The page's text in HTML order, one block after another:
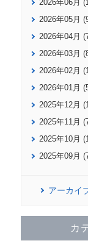
2026年06月
2026年05月
2026年04月
2026年03月
2026年02月
2026年01月
2025年12月
2025年11月
2025年10月
2025年09月
アーカイ
カ